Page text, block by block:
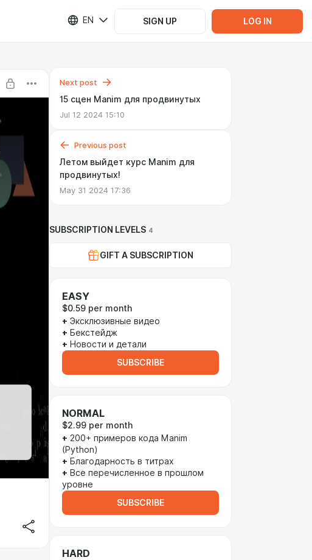
EN SIGN UP LOG IN
Next post
15 сцен Manim для продвинутых
Jul 12 2024 15:10
Previous post
Летом выйдет курс Manim для
продвинутых!
May 31 2024 17:36
SUBSCRIPTION LEVELS 4
GIFT A SUBSCRIPTION
EASY
$0.59 per month
+ Эксклюзивные видео
+ Бекстейдж
+ Новости и детали
SUBSCRIBE
NORMAL
$2.99 per month
+ 200+ примеров кода Manim
(Python)
+ Благодарность в титрах
+ Все перечисленное в прошлом
уровне
SUBSCRIBE
HARD